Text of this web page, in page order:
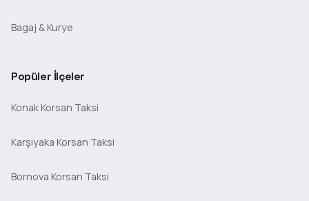
Bagaj & Kurye
Popüler İlçeler
Konak Korsan Taksi
Karşıyaka Korsan Taksi
Bornova Korsan Taksi